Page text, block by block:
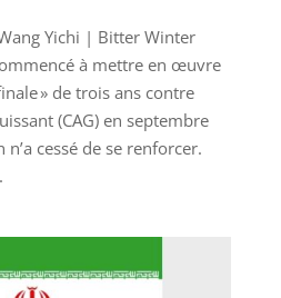
Yichi | Bitter Winter
à mettre en œuvre
» de trois ans contre
(CAG) en septembre
cessé de se renforcer.